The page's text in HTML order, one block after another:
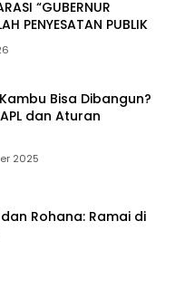
“GUBERNUR
PENYESATAN PUBLIK
Bisa Dibangun?
dan Aturan
2025
Rohana: Ramai di